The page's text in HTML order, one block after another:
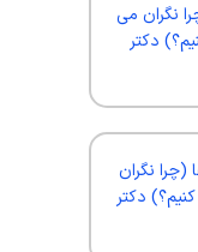
نگران می
دکتر
(چرا نگران
دکتر